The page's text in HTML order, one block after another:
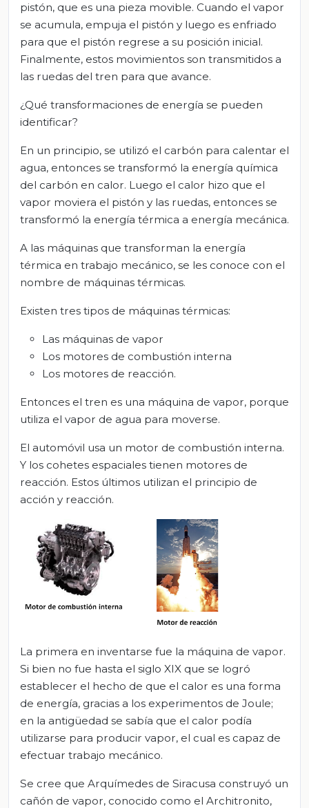
pistón, que es una pieza movible. Cuando el vapor
se acumula, empuja el pistón y luego es enfriado
para que el pistón regrese a su posición inicial.
Finalmente, estos movimientos son transmitidos a
las ruedas del tren para que avance.
¿Qué transformaciones de energía se pueden
identificar?
En un principio, se utilizó el carbón para calentar el
agua, entonces se transformó la energía química
del carbón en calor. Luego el calor hizo que el
vapor moviera el pistón y las ruedas, entonces se
transformó la energía térmica a energía mecánica.
A las máquinas que transforman la energía
térmica en trabajo mecánico, se les conoce con el
nombre de máquinas térmicas.
Existen tres tipos de máquinas térmicas:
Las máquinas de vapor
Los motores de combustión interna
Los motores de reacción.
Entonces el tren es una máquina de vapor, porque
utiliza el vapor de agua para moverse.
El automóvil usa un motor de combustión interna.
Y los cohetes espaciales tienen motores de
reacción. Estos últimos utilizan el principio de
acción y reacción.
La primera en inventarse fue la máquina de vapor.
Si bien no fue hasta el siglo XIX que se logró
establecer el hecho de que el calor es una forma
de energía, gracias a los experimentos de Joule;
en la antigüedad se sabía que el calor podía
utilizarse para producir vapor, el cual es capaz de
efectuar trabajo mecánico.
Se cree que Arquímedes de Siracusa construyó un
cañón de vapor, conocido como el Architronito,